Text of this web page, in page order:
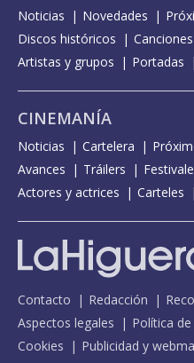
Noticias Novedades
Discos históricos
Canciones
Artistas y grupos
Portadas
CINEMANÍA
Noticias Cartelera
Avances
Tráilers
Actores y actrices
Carteles
Contacto Redacción
Aspectos legales
Política
Cookies
Publicidad y